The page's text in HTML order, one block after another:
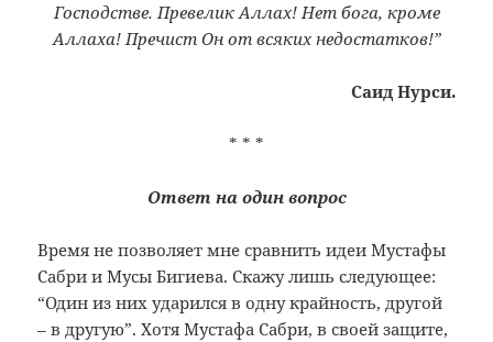
Господстве. Превелик Аллах! Нет бога, кроме
Аллаха! Пречист Он от всяких недостатков!”
Саид Нурси.
* * *
Ответ на один вопрос
Время не позволяет мне сравнить идеи Мустафы
Сабри и Мусы Бигиева. Скажу лишь следующее:
“Один из них ударился в одну крайность, другой
– в другую”. Хотя Мустафа Сабри, в своей защите,